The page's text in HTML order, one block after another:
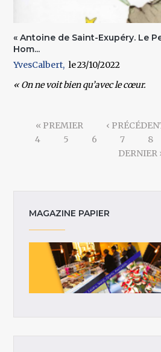
« Antoine de Saint-Exupéry. Le
Hom...
YvesCalbert
23/10/2022
« On ne voit bien qu’avec le cœur.
« PREMIER ‹
4
5 6 7 8
DERNIER
MAGAZINE PAPIER